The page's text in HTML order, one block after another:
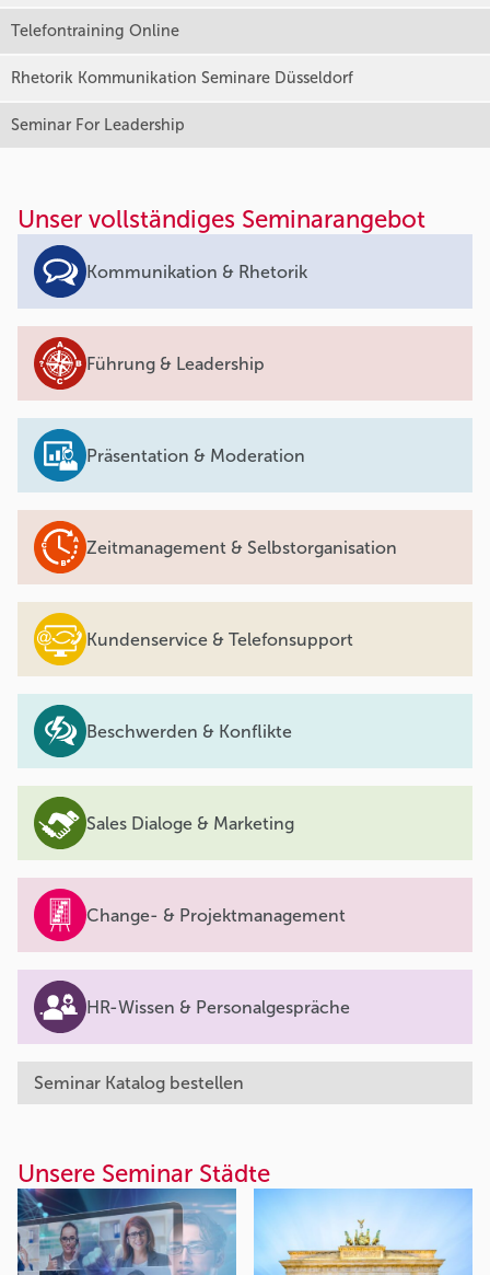
Telefontraining Online
Rhetorik Kommunikation Seminare Düsseldorf
Seminar For Leadership
Unser vollständiges Seminarangebot
Kommunikation & Rhetorik
Führung & Leadership
Präsentation & Moderation
Zeitmanagement & Selbstorganisation
Kundenservice & Telefonsupport
Beschwerden & Konflikte
Sales Dialoge & Marketing
Change- & Projektmanagement
HR-Wissen & Personalgespräche
Seminar Katalog bestellen
Unsere Seminar Städte